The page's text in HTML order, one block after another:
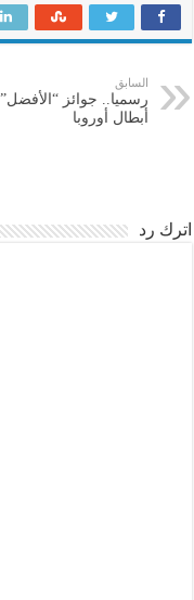
السابق
رسميا.. جوائز
أبطال أوروبا
اترك رد